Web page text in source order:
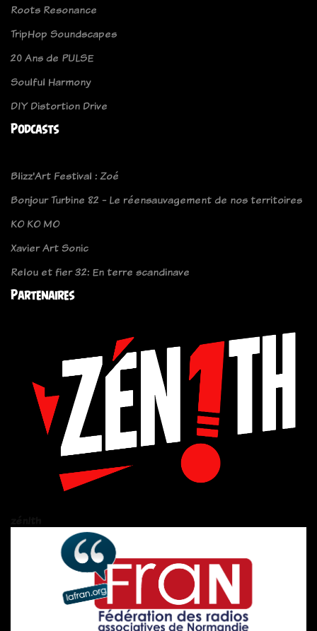
Roots Resonance
TripHop Soundscapes
20 Ans de PULSE
Soulful Harmony
DIY Distortion Drive
Podcasts
Blizz'Art Festival : Zoé
Bonjour Turbine 82 - Le réensauvagement de nos territoires
KO KO MO
Xavier Art Sonic
Relou et fier 32: En terre scandinave
Partenaires